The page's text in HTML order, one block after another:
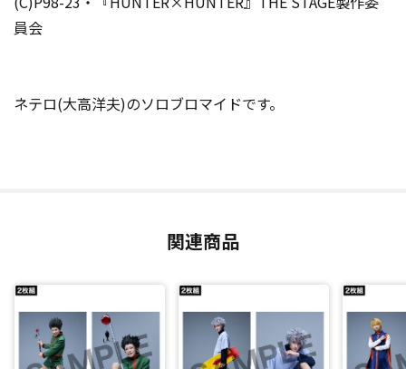
員会
ネテロ(大高洋夫)のソロブロマイドです。
関連商品